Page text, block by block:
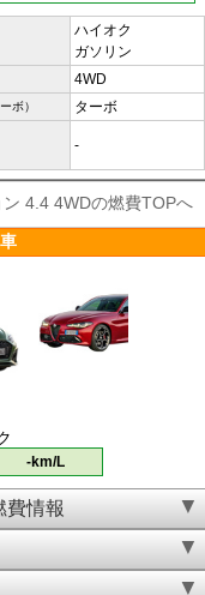
ハイオク
ガソリン
4WD
ボ） ターボ
-
4.4 4WDの燃費TOPへ
-km/L
費情報